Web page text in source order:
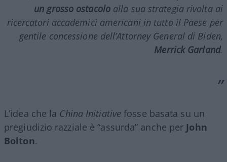
un grosso ostacoloalla sua strategia rivolta ai
ricercatori accademici americani in tutto il Paese per
gentile concessione dell’Attorney General di Biden,
Merrick Garland.
L’idea che la China Initiative fosse basata su un
pregiudizio razziale è “assurda” anche per John
Bolton.